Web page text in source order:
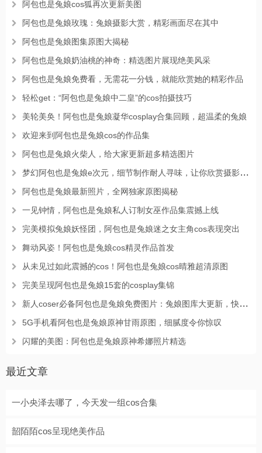
阿包也是兔娘cos狐再次更新美图
阿包也是兔娘玫瑰：兔娘摄影大赏，精彩画面尽在其中
阿包也是兔娘图集原图大揭秘
阿包也是兔娘奶油桃的神奇：精选图片展现绝美风采
阿包也是兔娘免费看，无需花一分钱，就能欣赏她的精彩作品
轻松get：“阿包也是兔娘中二皇”的cos拍摄技巧
美轮美奂！阿包也是兔娘凝华cosplay合集回顾，超温柔的兔娘
欢迎来到阿包也是兔娘cos的作品集
阿包也是兔娘火柴人，给大家更新超多精选图片
梦幻阿包也是兔娘e次元，细节制作耐人寻味，让你欣赏摄影艺术
阿包也是兔娘最新照片，全网独家原图揭秘
一见钟情，阿包也是兔娘私人订制女巫作品集震撼上线
完美模拟兔娘妖怪团，阿包也是兔娘迷之女主角cos表现突出
舞动风姿！阿包也是兔娘cos精灵作品首发
从未见过如此震撼的cos！阿包也是兔娘cos晴雅超清原图
完美呈现阿包也是兔娘15套的cosplay集锦
新人coser必备阿包也是兔娘免费图片：兔娘图库大更新，快来随便看
5G手机看阿包也是兔娘原神甘雨原图，细腻度令你惊叹
闪耀的美图：阿包也是兔娘原神希娜照片精选
最近文章
一小央泽去哪了，今天发一组cos合集
韶陌陌cos呈现绝美作品